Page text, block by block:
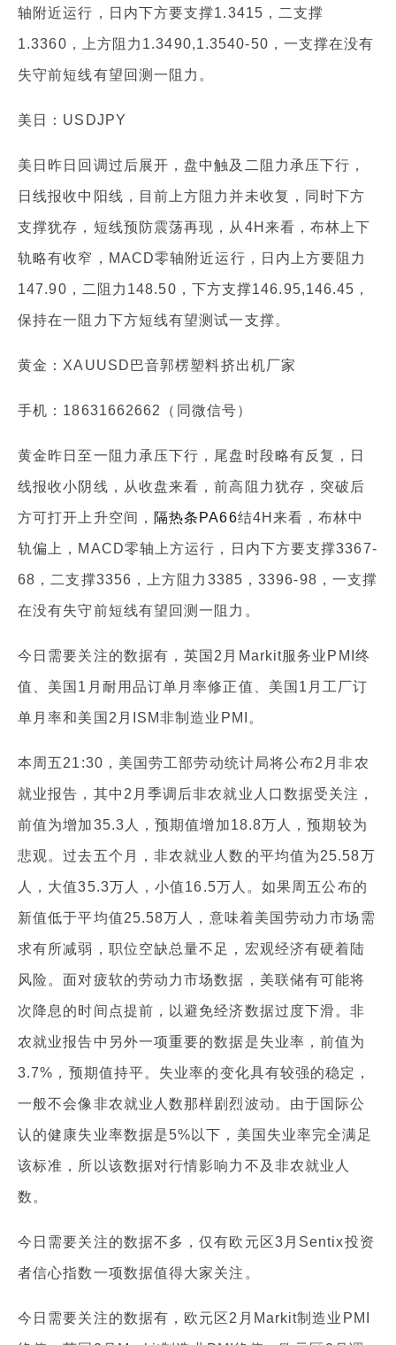
轴附近运行，日内下方要支撑1.3415，二支撑
1.3360，上方阻力1.3490,1.3540-50，一支撑在没有
失守前短线有望回测一阻力。
美日：USDJPY
美日昨日回调过后展开，盘中触及二阻力承压下行，
日线报收中阳线，目前上方阻力并未收复，同时下方
支撑犹存，短线预防震荡再现，从4H来看，布林上下
轨略有收窄，MACD零轴附近运行，日内上方要阻力
147.90，二阻力148.50，下方支撑146.95,146.45，
保持在一阻力下方短线有望测试一支撑。
黄金：XAUUSD巴音郭楞塑料挤出机厂家
手机：18631662662（同微信号）
黄金昨日至一阻力承压下行，尾盘时段略有反复，日
线报收小阴线，从收盘来看，前高阻力犹存，突破后
方可打开上升空间， 隔热条PA66结4H来看，布林中
轨偏上，MACD零轴上方运行，日内下方要支撑3367-
68，二支撑3356，上方阻力3385，3396-98，一支撑
在没有失守前短线有望回测一阻力。
今日需要关注的数据有，英国2月Markit服务业PMI终
值、美国1月耐用品订单月率修正值、美国1月工厂订
单月率和美国2月ISM非制造业PMI。
本周五21:30，美国劳工部劳动统计局将公布2月非农
就业报告，其中2月季调后非农就业人口数据受关注，
前值为增加35.3人，预期值增加18.8万人，预期较为
悲观。过去五个月，非农就业人数的平均值为25.58万
人，大值35.3万人，小值16.5万人。如果周五公布的
新值低于平均值25.58万人，意味着美国劳动力市场需
求有所减弱，职位空缺总量不足，宏观经济有硬着陆
风险。面对疲软的劳动力市场数据，美联储有可能将
次降息的时间点提前，以避免经济数据过度下滑。非
农就业报告中另外一项重要的数据是失业率，前值为
3.7%，预期值持平。失业率的变化具有较强的稳定，
一般不会像非农就业人数那样剧烈波动。由于国际公
认的健康失业率数据是5%以下，美国失业率完全满足
该标准，所以该数据对行情影响力不及非农就业人
数。
今日需要关注的数据不多，仅有欧元区3月Sentix投资
者信心指数一项数据值得大家关注。
今日需要关注的数据有，欧元区2月Markit制造业PMI